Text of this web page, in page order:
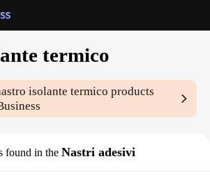
termico
isolante termico products
found in the Nastri adesivi